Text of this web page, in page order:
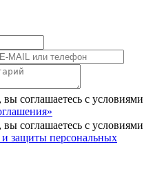
соглашаетесь с условиями
соглашаетесь с условиями
защиты персональных